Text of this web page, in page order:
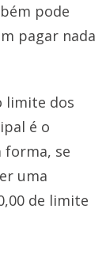
pode
pagar nada
limite dos
é o
forma, se
uma
de limite